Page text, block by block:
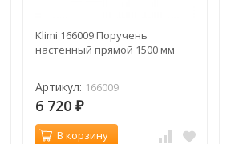
Klimi 166009 Поручень
настенный прямой 1500 мм
Артикул: 166009
6 720 ₽
В корзину